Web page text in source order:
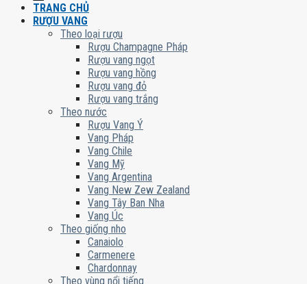
TRANG CHỦ
RƯỢU VANG
Theo loại rượu
Rượu Champagne Pháp
Rượu vang ngọt
Rượu vang hồng
Rượu vang đỏ
Rượu vang trắng
Theo nước
Rượu Vang Ý
Vang Pháp
Vang Chile
Vang Mỹ
Vang Argentina
Vang New Zew Zealand
Vang Tây Ban Nha
Vang Úc
Theo giống nho
Canaiolo
Carmenere
Chardonnay
Theo vùng nổi tiếng